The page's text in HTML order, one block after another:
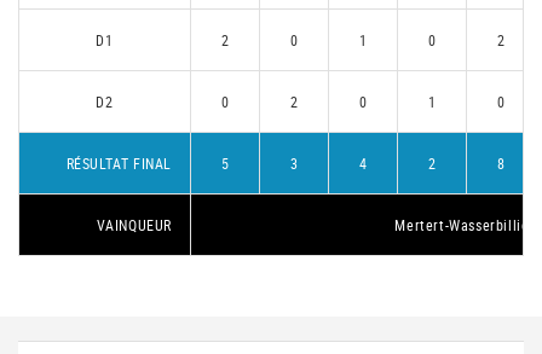
D1 2 0 1 0 2
D2 0 2 0 1 0
RÉSULTAT FINAL 5 3 4 2 8
VAINQUEUR Mertert-Wasserbillig 1